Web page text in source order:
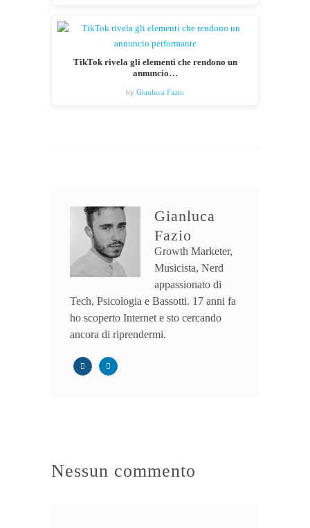
TikTok rivela gli elementi che rendono un
annuncio…
by Gianluca Fazio
Gianluca
Fazio
Growth Marketer,
Musicista, Nerd
appassionato di
Tech, Psicologia e Bassotti. 17 anni fa
ho scoperto Internet e sto cercando
ancora di riprendermi.
Nessun commento